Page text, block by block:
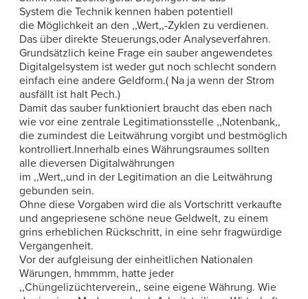
System die Technik kennen haben potentiell
die Möglichkeit an den ,,Wert,,-Zyklen zu verdienen.
Das über direkte Steuerungs,oder Analyseverfahren.
Grundsätzlich keine Frage ein sauber angewendetes
Digitalgelsystem ist weder gut noch schlecht sondern
einfach eine andere Geldform.( Na ja wenn der Strom
ausfällt ist halt Pech.)
Damit das sauber funktioniert braucht das eben nach
wie vor eine zentrale Legitimationsstelle ,,Notenbank,,
die zumindest die Leitwährung vorgibt und bestmöglich
kontrolliert.Innerhalb eines Währungsraumes sollten
alle dieversen Digitalwährungen
im ,,Wert,,und in der Legitimation an die Leitwährung
gebunden sein.
Ohne diese Vorgaben wird die als Vortschritt verkaufte
und angepriesene schöne neue Geldwelt, zu einem
grins erheblichen Rückschritt, in eine sehr fragwürdige
Vergangenheit.
Vor der aufgleisung der einheitlichen Nationalen
Wärungen, hmmmm, hatte jeder
,,Chüngelizüchterverein,, seine eigene Währung. Wie